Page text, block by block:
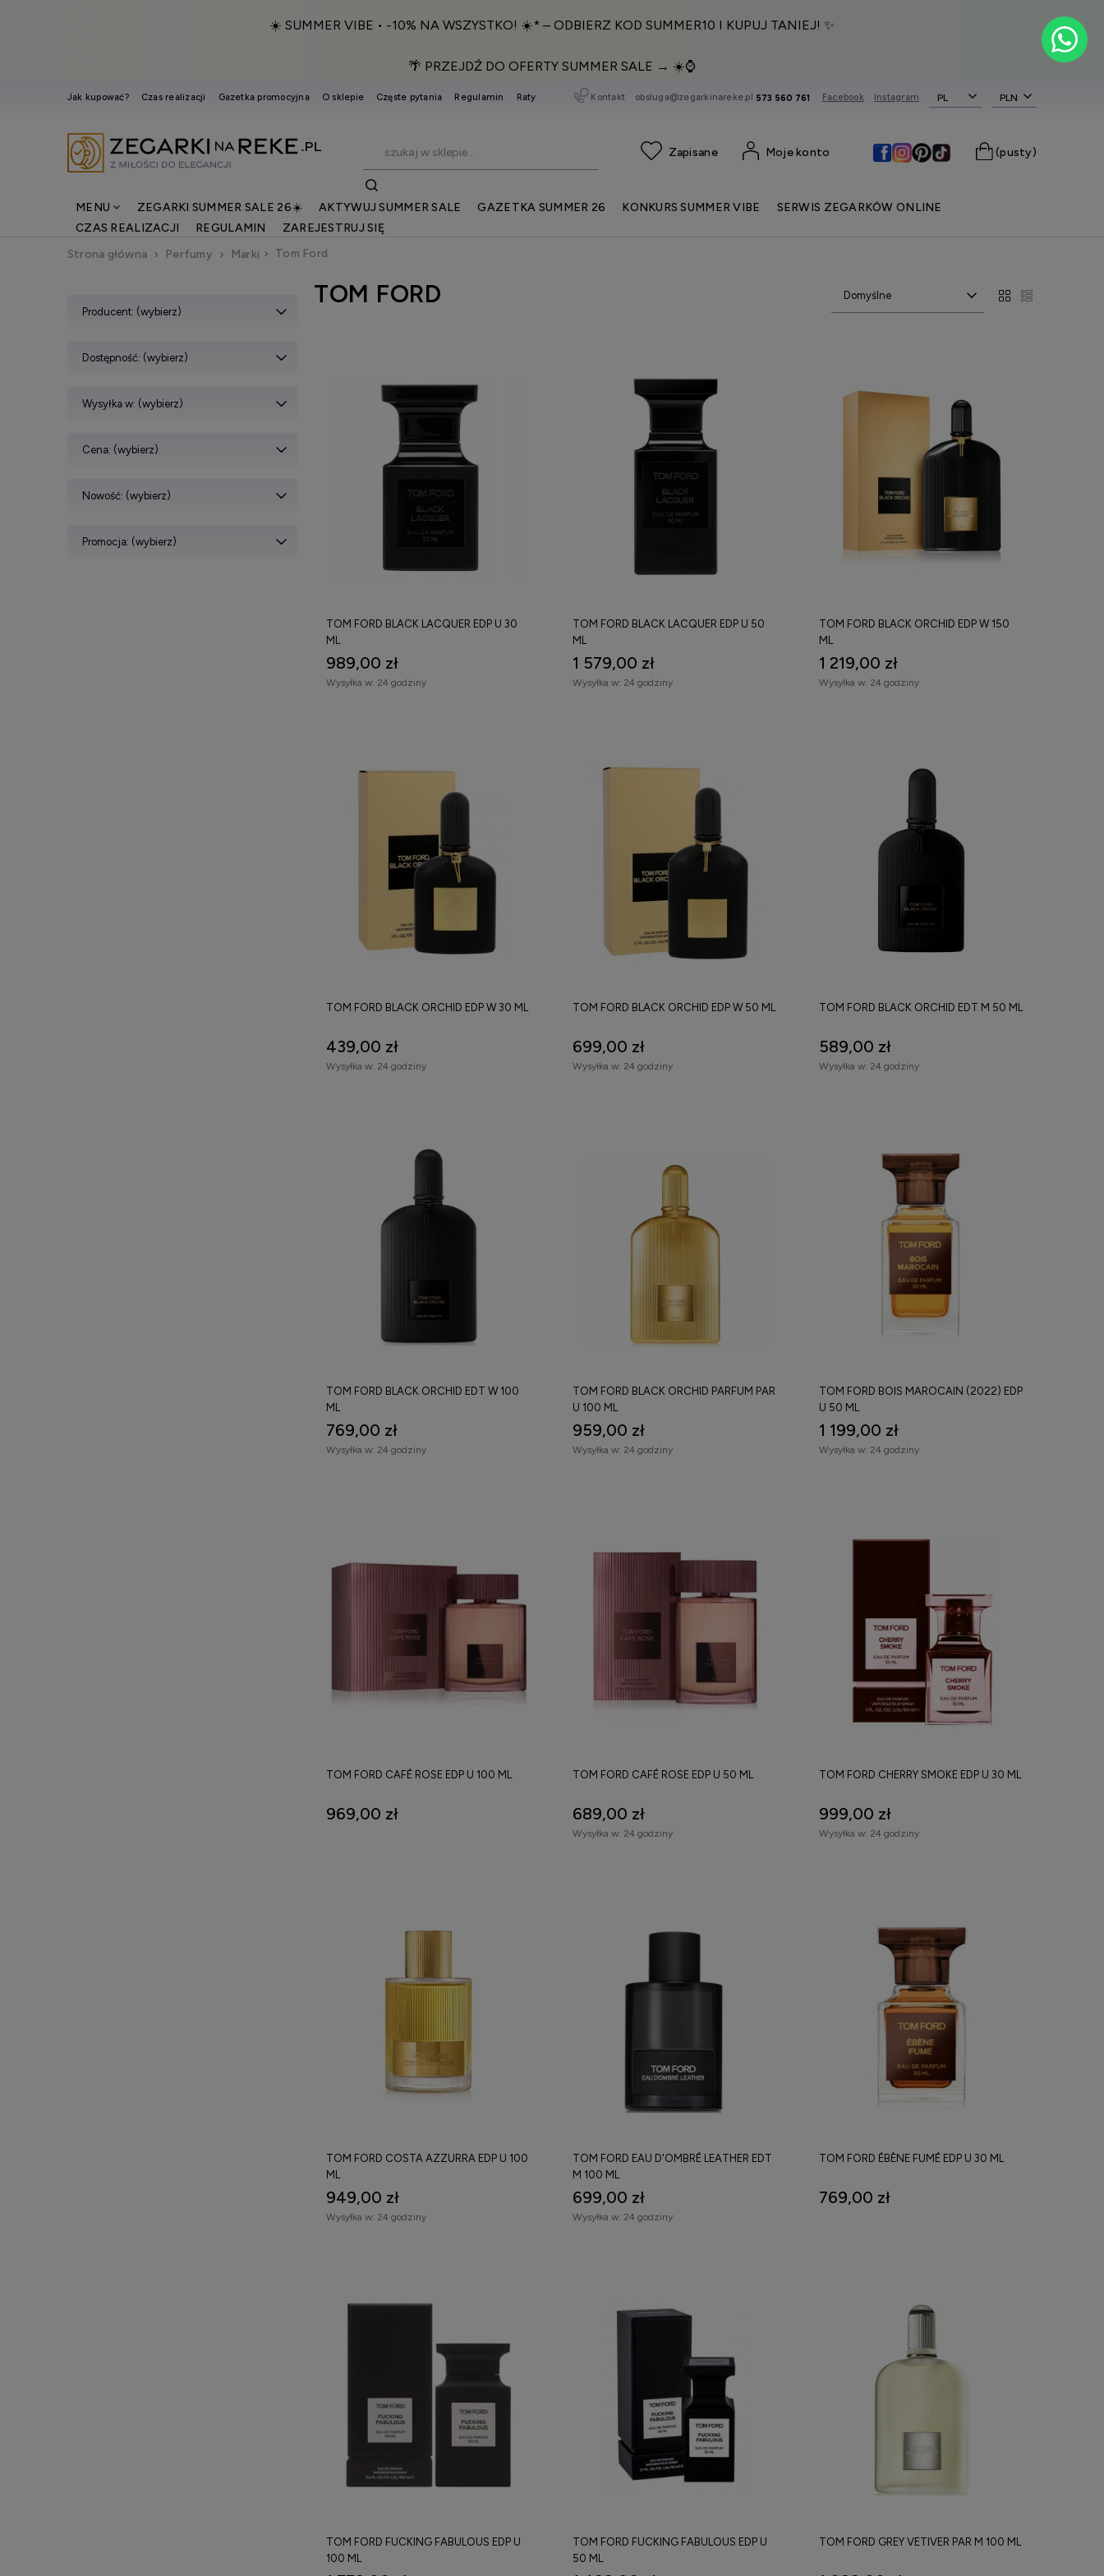
☀️ SUMMER VIBE • -10% NA WSZYSTKO! ☀️* – ODBIERZ KOD SUMMER10 I KUPUJ TANIEJ! ✨
🌴 PRZEJDŹ DO OFERTY SUMMER SALE → ☀️⌚️
Jak kupować? Czas realizacji Gazetka promocyjna O sklepie Częste pytania Regulamin Raty Kontakt obsluga@zegarkinareke.pl 573 560 761 Facebook Instagram PL
(pusty)
Moje konto
MENU ZEGARKI SUMMER SALE 26☀️ AKTYWUJ SUMMER SALE GAZETKA SUMMER 26 KONKURS SUMMER VIBE
SERWIS ZEGARKÓW ONLINE
CZAS REALIZACJI
REGULAMIN
ZAREJESTRUJ SIĘ
Strona główna
Perfumy Marki Tom Ford
Producent: (wybierz)
Dostępność: (wybierz)
Wysyłka w: (wybierz)
Cena: (wybierz)
Nowość: (wybierz)
Promocja: (wybierz)
TOM FORD
TOM FORD BLACK LACQUER EDP U 30
ML
989,00 zł
Wysyłka w: 24 godziny
TOM FORD BLACK LACQUER EDP U 50
ML
1 579,00 zł
Wysyłka w: 24 godziny
TOM FORD BLACK ORCHID EDP W 150
ML
1 219,00 zł
Wysyłka w: 24 godziny
TOM FORD BLACK ORCHID EDP W 30 ML
439,00 zł
Wysyłka w: 24 godziny
TOM FORD BLACK ORCHID EDP W 50 ML
699,00 zł
Wysyłka w: 24 godziny
TOM FORD BLACK ORCHID EDT M 50 ML
589,00 zł
Wysyłka w: 24 godziny
TOM FORD BLACK ORCHID EDT W 100
ML
769,00 zł
Wysyłka w: 24 godziny
TOM FORD BLACK ORCHID PARFUM PAR
U 100 ML
959,00 zł
Wysyłka w: 24 godziny
TOM FORD BOIS MAROCAIN (2022) EDP
U 50 ML
1 199,00 zł
Wysyłka w: 24 godziny
TOM FORD CAFÉ ROSE EDP U 100 ML
969,00 zł
TOM FORD CAFÉ ROSE EDP U 50 ML
689,00 zł
Wysyłka w: 24 godziny
TOM FORD CHERRY SMOKE EDP U 30 ML
999,00 zł
Wysyłka w: 24 godziny
TOM FORD COSTA AZZURRA EDP U 100
ML
949,00 zł
Wysyłka w: 24 godziny
TOM FORD EAU D'OMBRÉ LEATHER EDT
M 100 ML
699,00 zł
Wysyłka w: 24 godziny
TOM FORD ÉBÈNE FUMÉ EDP U 30 ML
769,00 zł
TOM FORD FUCKING FABULOUS EDP U
100 ML
TOM FORD FUCKING FABULOUS EDP U
50 ML
TOM FORD GREY VETIVER PAR M 100 ML